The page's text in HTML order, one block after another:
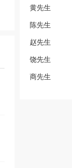
黄先生
陈先生
赵先生
饶先生
商先生